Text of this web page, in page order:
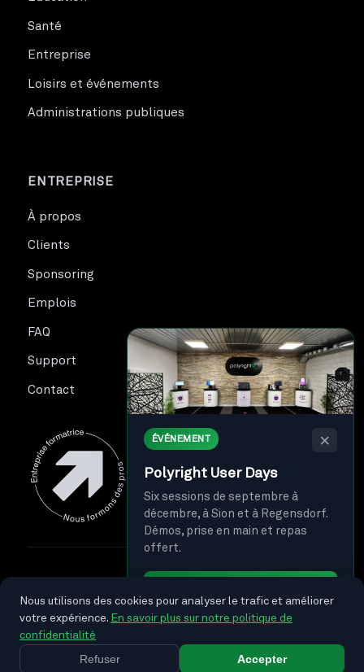
Nous utilisons des cookies pour analyser le trafic et améliorer
votre expérience. En savoir plus sur notre politique de
confidentialité
Refuser Accepter
Santé
Entreprise
Loisirs et événements
Administrations publiques
ENTREPRISE
À propos
Clients
Sponsoring
Emplois
FAQ
Support
Contact
Politique de confidentialitéProtection des données
Suivez-nous
ÉVÉNEMENT ×
Polyright User Days
Six sessions de septembre à
décembre, à Sion et à Regensdorf.
Démos, prise en main et repas
offert.